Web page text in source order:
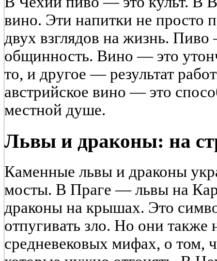
вино. Эти напитки не просто
двух взглядов на жизнь. Пиво
общинность. Вино — это
то, и другое — результат
австрийское вино — это
местной душе.
Львы и драконы: на
Каменные львы и драконы
мосты. В Праге — львы на
драконы на крышах. Это
отпугивать зло. Но они
средневековых мифах, о том,